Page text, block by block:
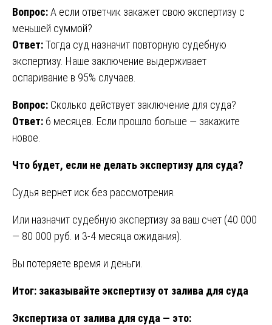
Вопрос:А если ответчик закажет свою экспертизу с
меньшей суммой?
Ответ:Тогда суд назначит повторную судебную
экспертизу. Наше заключение выдерживает
оспаривание в 95% случаев.
Вопрос: Сколько действует заключение для суда?
Ответ: 6 месяцев. Если прошло больше — закажите
новое.
Что будет, если не делать экспертизу для суда?
Судья вернет иск без рассмотрения.
Или назначит судебную экспертизу за ваш счет (40 000
— 80 000 руб. и 3-4 месяца ожидания).
Вы потеряете время и деньги.
Итог: заказывайте экспертизу от залива для суда
Экспертиза от залива для суда — это: